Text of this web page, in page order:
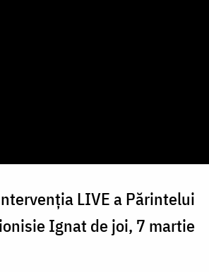
LIVE a Părintelui
Ignat de joi, 7 martie